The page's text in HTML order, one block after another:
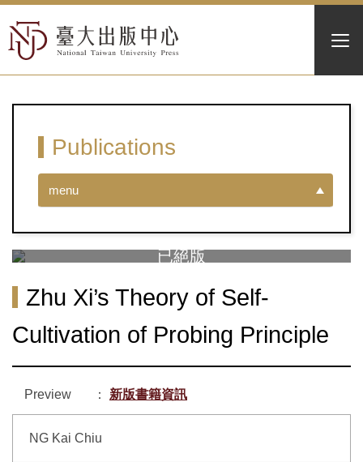
Publications
menu
Zhu Xi’s Theory of Self-
Cultivation of Probing Principle
Preview 新版書籍資訊
NG Kai Chiu